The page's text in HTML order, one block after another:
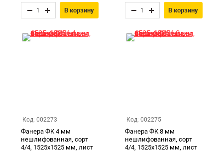
В корзину В корзину
Код: 002273
Фанера ФК 4 мм
нешлифованная, сорт
4/4, 1525х1525 мм, лист
Код: 002275
Фанера ФК 8 мм
нешлифованная, сорт
4/4, 1525х1525 мм, лист